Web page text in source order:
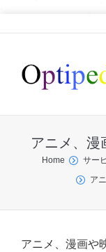
アニメ、
You are here:
Home サー
ア
アニメ、漫画や